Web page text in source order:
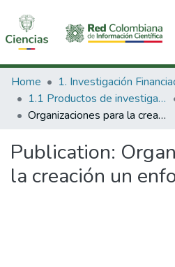
Communities & Collections
All of DSpace
Home
1.1 Productos de investigación
Organizaciones para la creación un enfoque complejo
Publication:
la creación un